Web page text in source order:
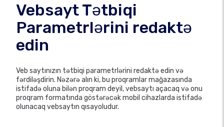
Vebsayt Tətbiqi
Parametrlərini redaktə
edin
Veb saytınızın tətbiqi parametrlərini redaktə edin və
fərdiləşdirin. Nəzərə alın ki, bu proqramlar mağazasında
istifadə oluna bilən proqram deyil, vebsaytı açacaq və onu
proqram formatında göstərəcək mobil cihazlarda istifadə
olunacaq vebsaytın qısayoludur.